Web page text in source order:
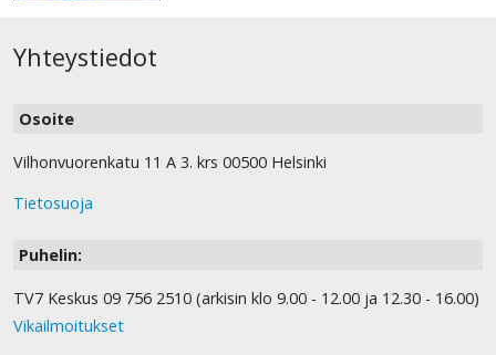
Yhteystiedot
Osoite
Vilhonvuorenkatu 11 A 3. krs 00500 Helsinki
Tietosuoja
Puhelin:
TV7 Keskus 09 756 2510 (arkisin klo 9.00 - 12.00 ja 12.30 - 16.00)
Vikailmoitukset